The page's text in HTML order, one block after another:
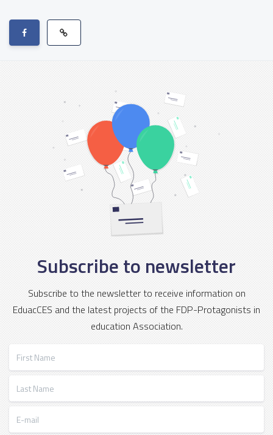
Subscribe to newsletter
Subscribe to the newsletter to receive information on
EduacCES and the latest projects of the FDP-Protagonists in
education Association.